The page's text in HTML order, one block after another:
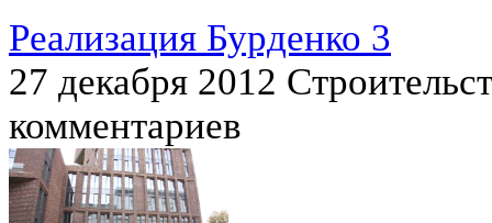
Реализация Бурденко 3
27 декабря 2012
комментариев